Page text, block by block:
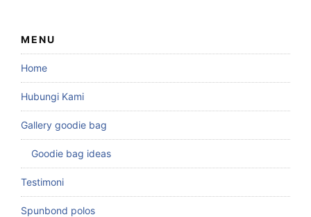
MENU
Home
Hubungi Kami
Gallery goodie bag
Goodie bag ideas
Testimoni
Spunbond polos